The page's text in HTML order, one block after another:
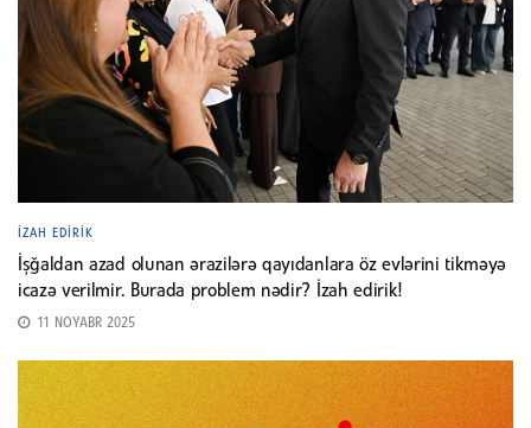
İZAH EDIRIK
İşğaldan azad olunan ərazilərə qayıdanlara öz evlərini tikməyə
icazə verilmir. Burada problem nədir? İzah edirik!
11 NOYABR 2025